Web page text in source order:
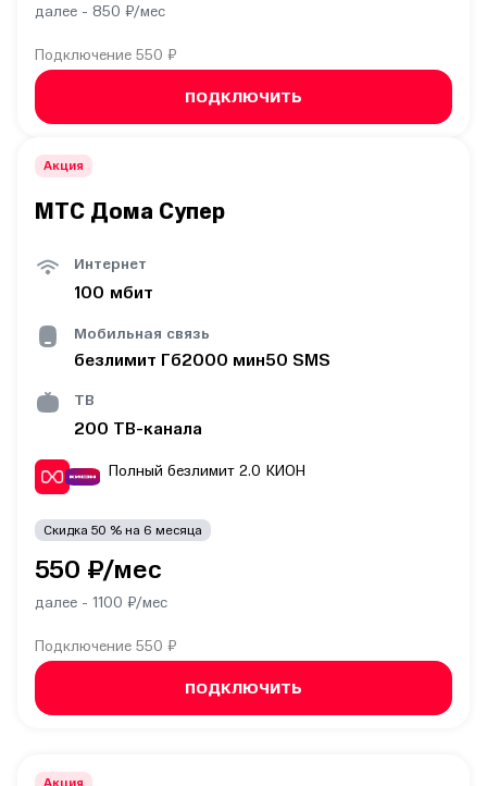
далее - 850 ₽/мес
Подключение 550 ₽
ПОДКЛЮЧИТЬ
Акция
МТС Дома Супер
Интернет
100 мбит
Мобильная связь
безлимит Гб2000 мин50 SMS
ТВ
200 ТВ-канала
Полный безлимит 2.0 КИОН
Скидка 50 % на 6 месяца
550 ₽/мес
далее - 1100 ₽/мес
Подключение 550 ₽
ПОДКЛЮЧИТЬ